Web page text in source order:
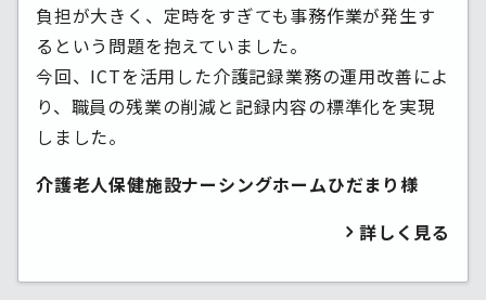
負担が大きく、定時をすぎても事務作業が発生す
るという問題を抱えていました。
今回、ICTを活用した介護記録業務の運用改善によ
り、職員の残業の削減と記録内容の標準化を実現
しました。
介護老人保健施設ナーシングホームひだまり様
詳しく見る